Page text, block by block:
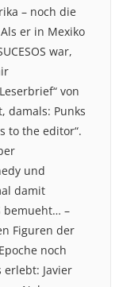
– noch die
er in Mexiko
war,
von
damals: Punks
to the editor“.
und
damit
bemueht… –
Figuren der
noch
erlebt: Javier